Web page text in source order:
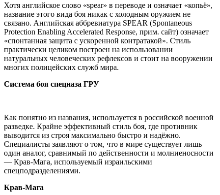
Хотя английское слово «spear» в переводе и означает «копьё»,
название этого вида боя никак с холодным оружием не
связано. Английская аббревиатура SPEAR (Spontaneous
Protection Enabling Accelerated Response, прим. сайт) означает
«спонтанная защита с ускоренной контратакой». Стиль
практически целиком построен на использовании
натуральных человеческих рефлексов и стоит на вооружении
многих полицейских служб мира.
Система боя спецназа ГРУ
Как понятно из названия, используется в российской военной
разведке. Крайне эффективный стиль боя, где противник
выводится из строя максимально быстро и надёжно.
Специалисты заявляют о том, что в мире существует лишь
один аналог, сравнимый по действенности и молниеносности
— Крав-Мага, используемый израильскими
спецподразделениями.
Крав-Мага